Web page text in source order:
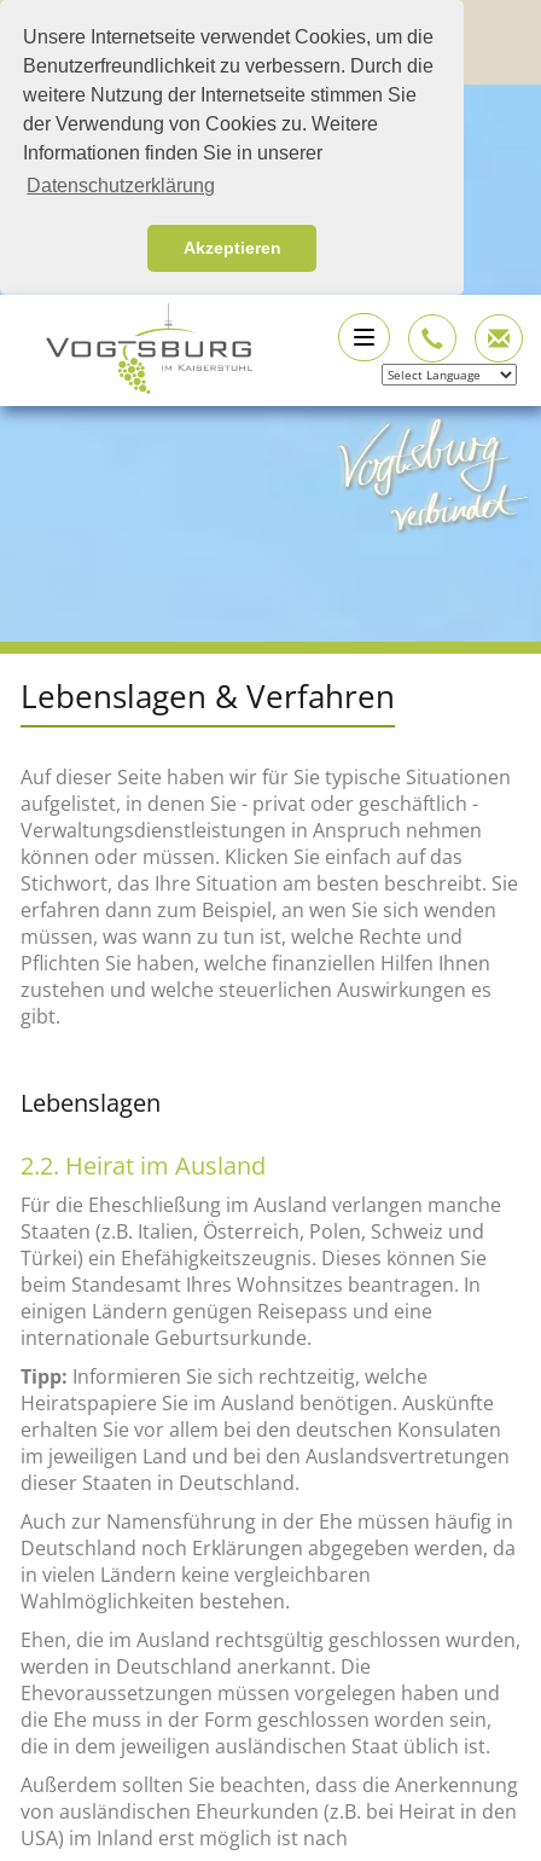
Unsere Internetseite verwendet Cookies, um die
Benutzerfreundlichkeit zu verbessern. Durch die
weitere Nutzung der Internetseite stimmen Sie
der Verwendung von Cookies zu. Weitere
Informationen finden Sie in unserer
Datenschutzerklärung
Akzeptieren
Lebenslagen & Verfahren
Auf dieser Seite haben wir für Sie typische Situationen
aufgelistet, in denen Sie - privat oder geschäftlich -
Verwaltungsdienstleistungen in Anspruch nehmen
können oder müssen. Klicken Sie einfach auf das
Stichwort, das Ihre Situation am besten beschreibt. Sie
erfahren dann zum Beispiel, an wen Sie sich wenden
müssen, was wann zu tun ist, welche Rechte und
Pflichten Sie haben, welche finanziellen Hilfen Ihnen
zustehen und welche steuerlichen Auswirkungen es
gibt.
Lebenslagen
2.2. Heirat im Ausland
Für die Eheschließung im Ausland verlangen manche
Staaten (z.B. Italien, Österreich, Polen, Schweiz und
Türkei) ein Ehefähigkeitszeugnis. Dieses können Sie
beim Standesamt Ihres Wohnsitzes beantragen. In
einigen Ländern genügen Reisepass und eine
internationale Geburtsurkunde.
Tipp: Informieren Sie sich rechtzeitig, welche
Heiratspapiere Sie im Ausland benötigen. Auskünfte
erhalten Sie vor allem bei den deutschen Konsulaten
im jeweiligen Land und bei den Auslandsvertretungen
dieser Staaten in Deutschland.
Auch zur Namensführung in der Ehe müssen häufig in
Deutschland noch Erklärungen abgegeben werden, da
in vielen Ländern keine vergleichbaren
Wahlmöglichkeiten bestehen.
Ehen, die im Ausland rechtsgültig geschlossen wurden,
werden in Deutschland anerkannt. Die
Ehevoraussetzungen müssen vorgelegen haben und
die Ehe muss in der Form geschlossen worden sein,
die in dem jeweiligen ausländischen Staat üblich ist.
Außerdem sollten Sie beachten, dass die Anerkennung
von ausländischen Eheurkunden (z.B. bei Heirat in den
USA) im Inland erst möglich ist nach